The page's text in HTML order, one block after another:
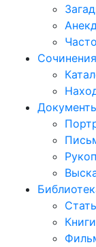
Сочинения
Книги